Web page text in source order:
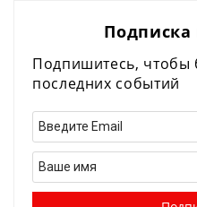
Подписка
Подпишитесь, чтобы
последних событий